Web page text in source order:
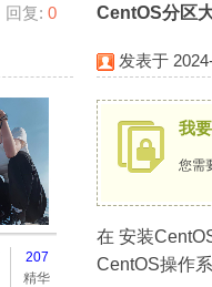
› ›
回复: 0 CentOS分区
207
精华
发表于
我
您需
在 安装
CentOS操作